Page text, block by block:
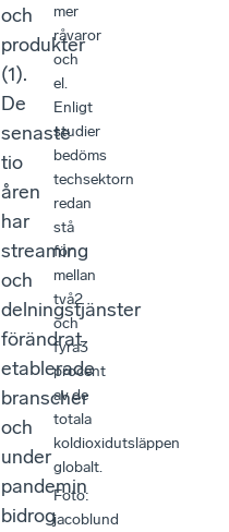
och
produkter
(1).
De
senaste
tio
åren
har
streaming
och
delningstjänster
förändrat
etablerade
branscher
och
under
pandemin
bidrog
mer
råvaror
och
el.
Enligt
studier
bedöms
techsektorn
redan
stå
för
mellan
två2
och
fyra3
procent
av de
totala
koldioxidutsläppen
globalt.
Foto:
jacoblund